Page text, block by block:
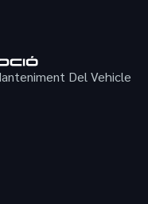
Del Vehicle